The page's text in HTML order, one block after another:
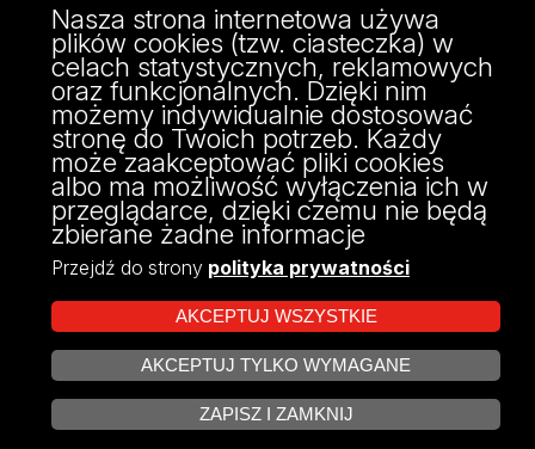
ul. Narutowicza 68, 90-136 Łódź
NIP: 724 000 32 43
Adres do doręczeń elektronicznych (ADE):
AE:PL-74796-17640-IHHIV-17
KONTAKT
Projekt Multiportalu UŁ współfinansowany z funduszy Unii Europejskiej w
ramach konkursu NCBR
Nasza strona internetowa używa
plików cookies (tzw. ciasteczka) w
celach statystycznych, reklamowych
oraz funkcjonalnych. Dzięki nim
możemy indywidualnie dostosować
stronę do Twoich potrzeb. Każdy
może zaakceptować pliki cookies
albo ma możliwość wyłączenia ich w
przeglądarce, dzięki czemu nie będą
zbierane żadne informacje
Przejdź do strony polityka prywatności
AKCEPTUJ WSZYSTKIE
AKCEPTUJ TYLKO WYMAGANE
ZAPISZ I ZAMKNIJ
ZARZĄDZAJ COOKIES